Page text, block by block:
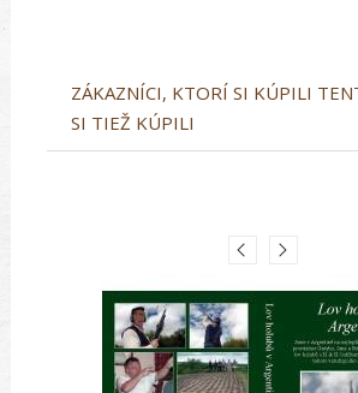
ZÁKAZNÍCI, KTORÍ SI KÚPILI
SI TIEŽ KÚPILI